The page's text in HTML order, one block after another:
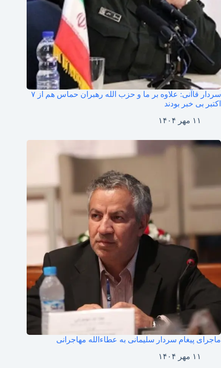
سردار قاآنی: علاوه بر ما و حزب الله رهبران حماس هم از ۷
اکتبر بی خبر بودند
۱۱ مهر ۱۴۰۴
ماجرای پیغام سردار سلیمانی به عطاءالله مهاجرانی
۱۱ مهر ۱۴۰۴